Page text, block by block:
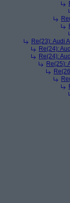
Re(23): Audi
Re(24):
Re(24):
Re(25):